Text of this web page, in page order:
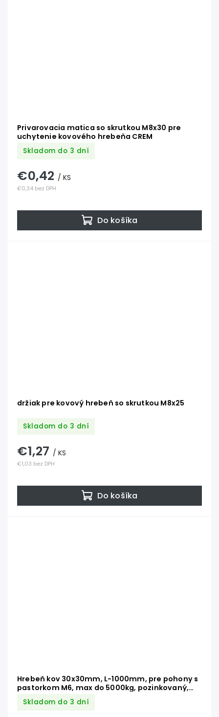
Privarovacia matica so skrutkou M8x30 pre
uchytenie kovového hrebeňa CREM
Skladom do 3 dní
€0,34 bez DPH
€0,42 / KS
Do košíka
držiak pre kovový hrebeň so skrutkou M8x25
Skladom do 3 dní
€1,03 bez DPH
€1,27 / KS
Do košíka
Hrebeň kov 30x30mm, L-1000mm, pre pohony s
pastorkom M6, max do 5000kg, pozinkovaný,
Skladom do 3 dní